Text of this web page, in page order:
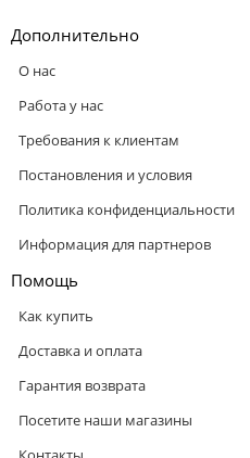
Дополнительно
О нас
Работа у нас
Требования к клиентам
Постановления и условия
Политика конфиденциальности
Информация для партнеров
Помощь
Как купить
Доставка и оплата
Гарантия возврата
Посетите наши магазины